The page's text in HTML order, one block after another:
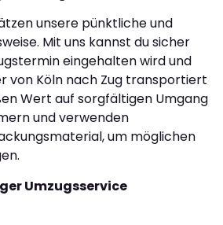
unsere pünktliche und
Mit uns kannst du sicher
eingehalten wird und
von Köln nach Zug transportiert
Wert auf sorgfältigen Umgang
und verwenden
um möglichen
Umzugsservice